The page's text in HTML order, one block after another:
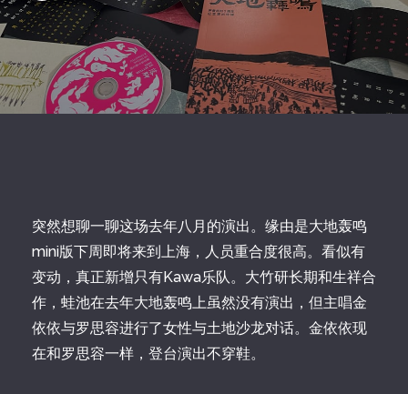
突然想聊一聊这场去年八月的演出。缘由是大地轰鸣
mini版下周即将来到上海，人员重合度很高。看似有
变动，真正新增只有Kawa乐队。大竹研长期和生祥合
作，蛙池在去年大地轰鸣上虽然没有演出，但主唱金
依依与罗思容进行了女性与土地沙龙对话。金依依现
在和罗思容一样，登台演出不穿鞋。